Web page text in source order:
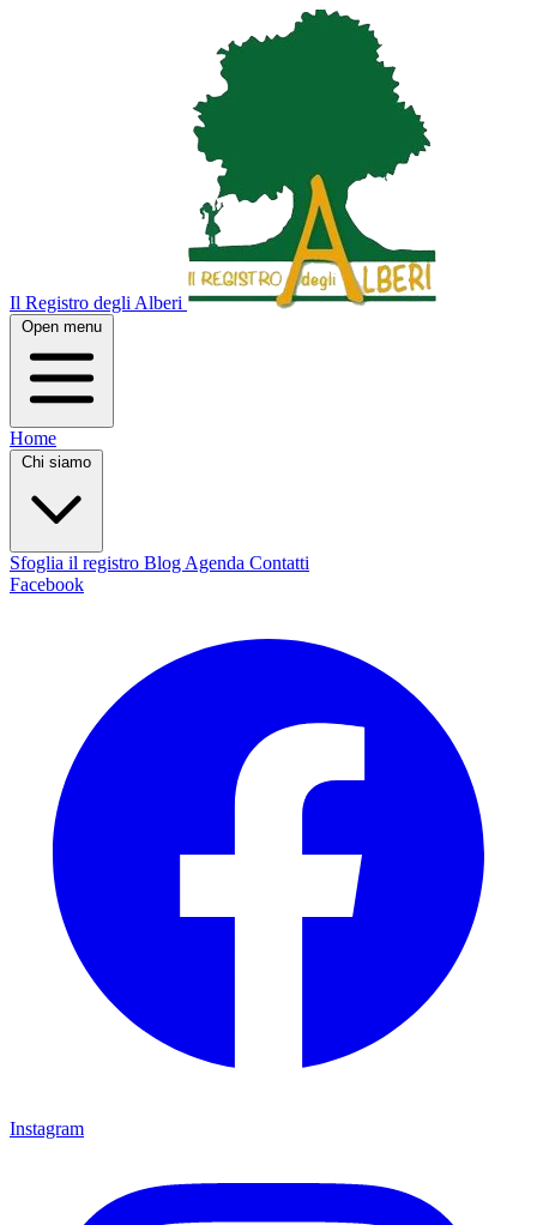
Il Registro degli Alberi
Open menu
Home
Chi siamo
Sfoglia il registro Blog Agenda Contatti
Facebook
Instagram